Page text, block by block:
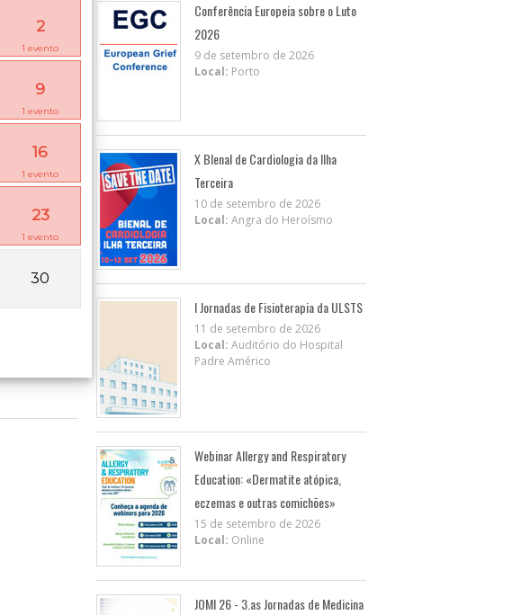
2
1 evento
9
1 evento
16
1 evento
23
1 evento
30
Conferência Europeia sobre o Luto
2026
9 de setembro de 2026
Local: Porto
X BIenal de Cardiologia da Ilha
Terceira
10 de setembro de 2026
Local: Angra do Heroísmo
I Jornadas de Fisioterapia da ULSTS
11 de setembro de 2026
Local: Auditório do Hospital
Padre Américo
Webinar Allergy and Respiratory
Education: «Dermatite atópica,
eczemas e outras comichões»
15 de setembro de 2026
Local: Online
JOMI 26 - 3.as Jornadas de Medicina